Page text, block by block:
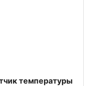
температуры